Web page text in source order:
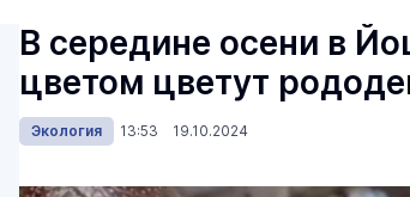
В середине осени в
цветом цветут
Экология 13:53 19.10.2024